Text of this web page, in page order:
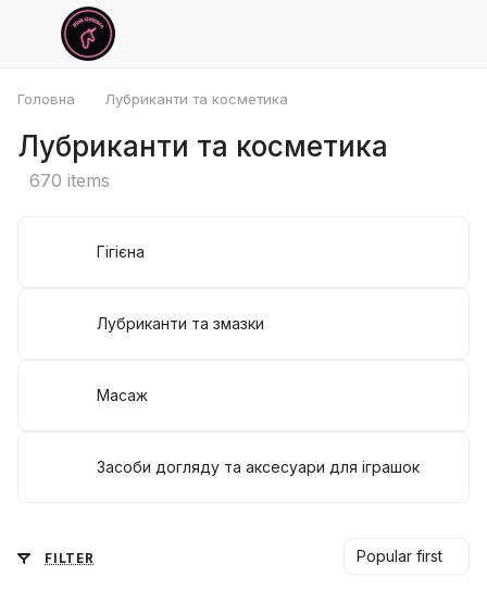
Головна Лубриканти та косметика
Лубриканти та косметика
670 items
Гігієна
Лубриканти та змазки
Масаж
Засоби догляду та аксесуари для іграшок
FILTER Popular first